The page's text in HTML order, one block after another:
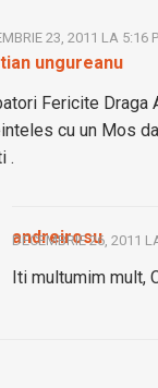
ungureanu
23, 2011 LA 5:16
Fericite Draga
cu un Mos
.
andreirosu
DECEMBRIE 26, 2011
Iti multumim